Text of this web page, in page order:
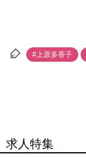
#上原多香子
求人特集